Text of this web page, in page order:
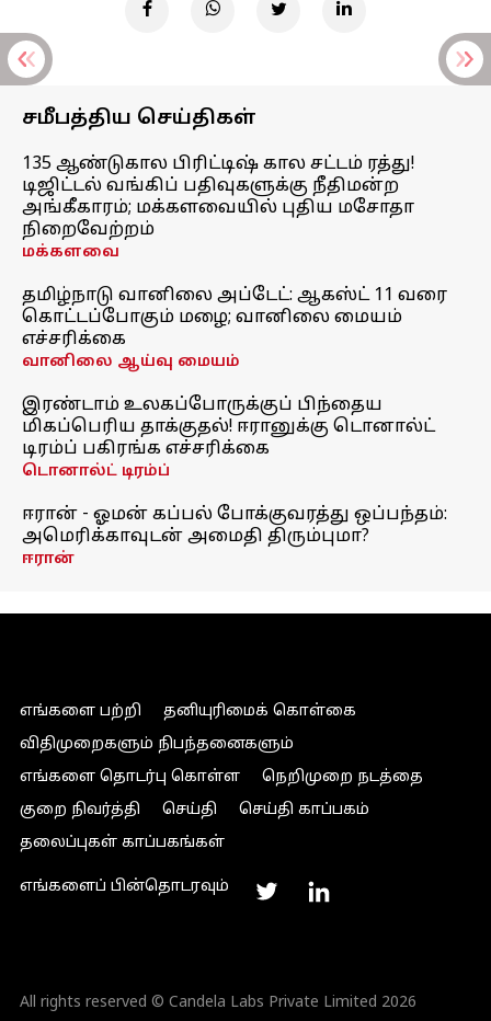
சமீபத்திய செய்திகள்
135 ஆண்டுகால பிரிட்டிஷ் கால சட்டம் ரத்து!
டிஜிட்டல் வங்கிப் பதிவுகளுக்கு நீதிமன்ற
அங்கீகாரம்; மக்களவையில் புதிய மசோதா
நிறைவேற்றம்
மக்களவை
தமிழ்நாடு வானிலை அப்டேட்: ஆகஸ்ட் 11 வரை
கொட்டப்போகும் மழை; வானிலை மையம்
எச்சரிக்கை
வானிலை ஆய்வு மையம்
இரண்டாம் உலகப்போருக்குப் பிந்தைய
மிகப்பெரிய தாக்குதல்! ஈரானுக்கு டொனால்ட்
டிரம்ப் பகிரங்க எச்சரிக்கை
டொனால்ட் டிரம்ப்
ஈரான் - ஓமன் கப்பல் போக்குவரத்து ஒப்பந்தம்:
அமெரிக்காவுடன் அமைதி திரும்புமா?
ஈரான்
எங்களை பற்றி
தனியுரிமைக் கொள்கை
விதிமுறைகளும் நிபந்தனைகளும்
எங்களை தொடர்பு கொள்ள
நெறிமுறை நடத்தை
குறை நிவர்த்தி
செய்தி
செய்தி காப்பகம்
தலைப்புகள் காப்பகங்கள்
எங்களைப் பின்தொடரவும்
All rights reserved © Candela Labs Private Limited 2026